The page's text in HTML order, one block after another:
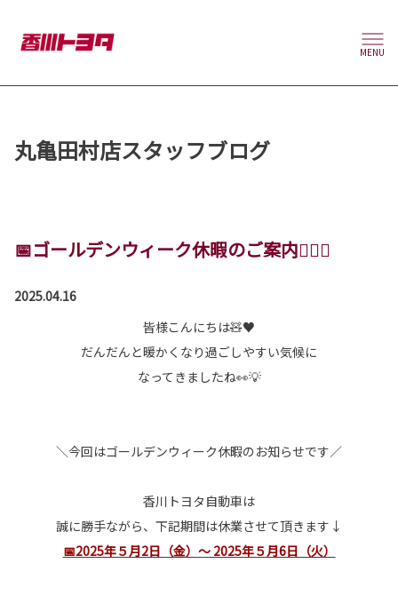
MENU
丸亀田村店スタッフブログ
📅ゴールデンウィーク休暇のご案内💁🏻‍♀️
2025.04.16
皆様こんにちは🧸♥️
だんだんと暖かくなり過ごしやすい気候に
なってきましたね👀💡
＼今回はゴールデンウィーク休暇のお知らせです／
香川トヨタ自動車は
誠に勝手ながら、下記期間は休業させて頂きます↓
📅2025年５月2日（金）〜 2025年５月6日（火）